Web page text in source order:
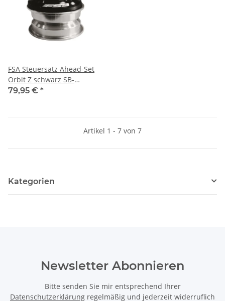
FSA Steuersatz Ahead-Set
Orbit Z schwarz SB-
Verpackung
79,95 € *
Artikel 1 - 7 von 7
Kategorien
Newsletter Abonnieren
Bitte senden Sie mir entsprechend Ihrer
Datenschutzerklärung regelmäßig und jederzeit widerruflich